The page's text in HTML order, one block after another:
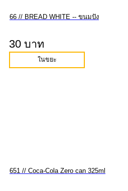
66 // BREAD WHITE -- ขนมปัง
30 บาท
ในขยะ
651 // Coca-Cola Zero can 325ml